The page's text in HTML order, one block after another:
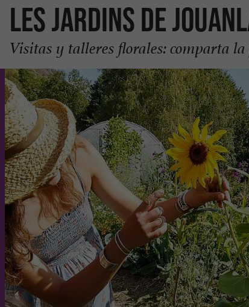
Les Jardins de
Visitas y talleres florales: comparta